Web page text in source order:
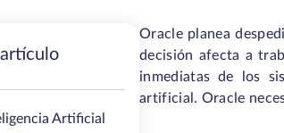
Artificial
Oracle planea
decisión afecta a
inmediatas de los
artificial. Oracle